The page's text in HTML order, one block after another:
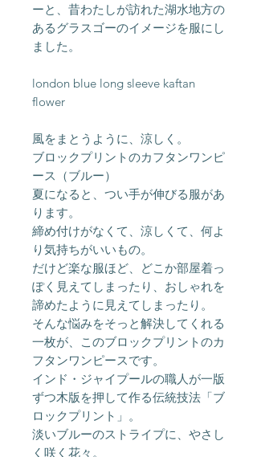
ーと、昔わたしが訪れた湖水地方の
あるグラスゴーのイメージを服にし
ました。
london blue long sleeve kaftan
flower
風をまとうように、涼しく。
ブロックプリントのカフタンワンピ
ース（ブルー）
夏になると、つい手が伸びる服があ
ります。
締め付けがなくて、涼しくて、何よ
り気持ちがいいもの。
だけど楽な服ほど、どこか部屋着っ
ぽく見えてしまったり、おしゃれを
諦めたように見えてしまったり。
そんな悩みをそっと解決してくれる
一枚が、このブロックプリントのカ
フタンワンピースです。
インド・ジャイプールの職人が一版
ずつ木版を押して作る伝統技法「ブ
ロックプリント」。
淡いブルーのストライプに、やさし
く咲く花々。